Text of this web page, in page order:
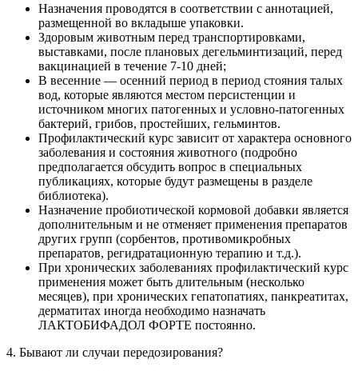
Назначения проводятся в соответствии с аннотацией,
размещенной во вкладыше упаковки.
Здоровым животным перед транспортировками,
выставками, после плановых дегельминтизаций, перед
вакцинацией в течение 7-10 дней;
В весенние ― осенний период в период стояния талых
вод, которые являются местом персистенции и
источником многих патогенных и условно-патогенных
бактерий, грибов, простейших, гельминтов.
Профилактический курс зависит от характера основного
заболевания и состояния животного (подробно
предполагается обсудить вопрос в специальных
публикациях, которые будут размещены в разделе
библиотека).
Назначение пробиотической кормовой добавки является
дополнительным и не отменяет применения препаратов
других групп (сорбентов, противомикробных
препаратов, регидратационную терапию и т.д.).
При хронических заболеваниях профилактический курс
применения может быть длительным (несколько
месяцев), при хронических гепатопатиях, панкреатитах,
дерматитах иногда необходимо назначать
ЛАКТОБИФАДОЛ ФОРТЕ постоянно.
4. Бывают ли случаи передозирования?